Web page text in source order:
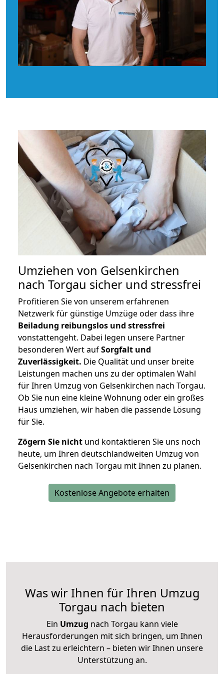
Umziehen von Gelsenkirchen
nach Torgau sicher und stressfrei
Profitieren Sie von unserem erfahrenen
Netzwerk für günstige Umzüge oder dass ihre
Beiladung reibungslos und stressfrei
vonstattengeht. Dabei legen unsere Partner
besonderen Wert aufSorgfalt und
Zuverlässigkeit. Die Qualität und unser breite
Leistungen machen uns zu der optimalen Wahl
für Ihren Umzug von Gelsenkirchen nach Torgau.
Ob Sie nun eine kleine Wohnung oder ein großes
Haus umziehen, wir haben die passende Lösung
für Sie.
Zögern Sie nicht und kontaktieren Sie uns noch
heute, um Ihren deutschlandweiten Umzug von
Gelsenkirchen nach Torgau mit Ihnen zu planen.
Kostenlose Angebote erhalten
Was wir Ihnen für Ihren Umzug
Torgau nach bieten
Ein Umzug nach Torgau kann viele
Herausforderungen mit sich bringen, um Ihnen
die Last zu erleichtern – bieten wir Ihnen unsere
Unterstützung an.